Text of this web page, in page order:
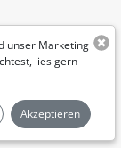
unser Marketing
lies gern
Akzeptieren